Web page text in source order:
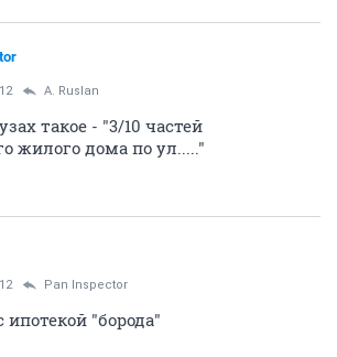
A. Ruslan
такое - "3/10 частей
жилого дома по ул....."
Pan Inspector
ипотекой "борода"